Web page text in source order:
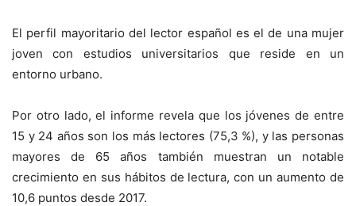
El perfil mayoritario del lector español es el de una mujer
joven con estudios universitarios que reside en un
entorno urbano.
Por otro lado, el informe revela que los jóvenes de entre
15 y 24 años son los más lectores (75,3 %), y las personas
mayores de 65 años también muestran un notable
crecimiento en sus hábitos de lectura, con un aumento de
10,6 puntos desde 2017.